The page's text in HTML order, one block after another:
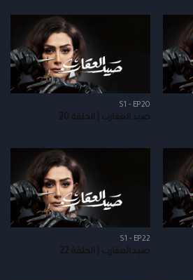
S1 - EP20
صيد العقارب | الحلقة 20
S1 - EP22
صيد العقارب | الحلقة 22